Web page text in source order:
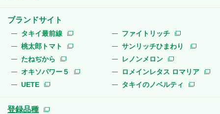
ブランドサイト
タキイ最前線
ファイトリッチ
桃太郎トマト
サンリッチひまわり
たねぢから
レノンメロン
オキソパワー５
ロメインレタス ロマリア
UETE
タキイのノベルティ
登録品種